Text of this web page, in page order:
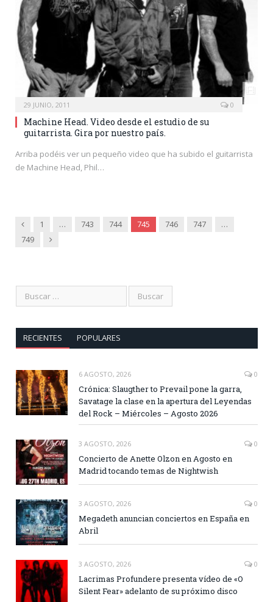
29 JUNIO, 2011 0
Machine Head. Video desde el estudio de su
guitarrista. Gira por nuestro país.
Arriba podéis ver un pequeño video que ha subido el guitarrista
de Machine Head, Phil…
Anterior
1 … 743 744 745 746 747
…
749
Siguiente
RECIENTES POPULARES
6 AGOSTO, 2026 0
Crónica: Slaugther to Prevail pone la garra,
Savatage la clase en la apertura del Leyendas
del Rock – Miércoles – Agosto 2026
3 AGOSTO, 2026 0
Concierto de Anette Olzon en Agosto en
Madrid tocando temas de Nightwish
3 AGOSTO, 2026 0
Megadeth anuncian conciertos en España en
Abril
3 AGOSTO, 2026 0
Lacrimas Profundere presenta vídeo de «O
Silent Fear» adelanto de su próximo disco